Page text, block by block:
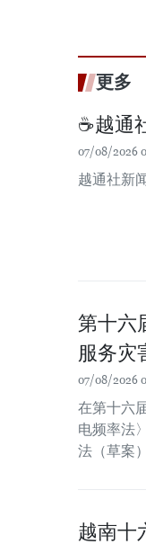
更多
☕️越通
07/08/2026
越通社新
第十六
服务灾
07/08/2026
在第十六
电频率法
法（草案
越南十